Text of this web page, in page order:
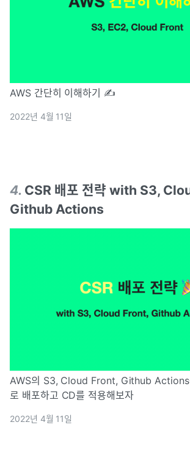
AWS 간단히 이해하기 ✍️
2022년 4월 11일
4. CSR 배포 전략 with S3,
Github Actions
AWS의 S3, Cloud Front, Github
로 배포하고 CD를 적용해보자
2022년 4월 11일